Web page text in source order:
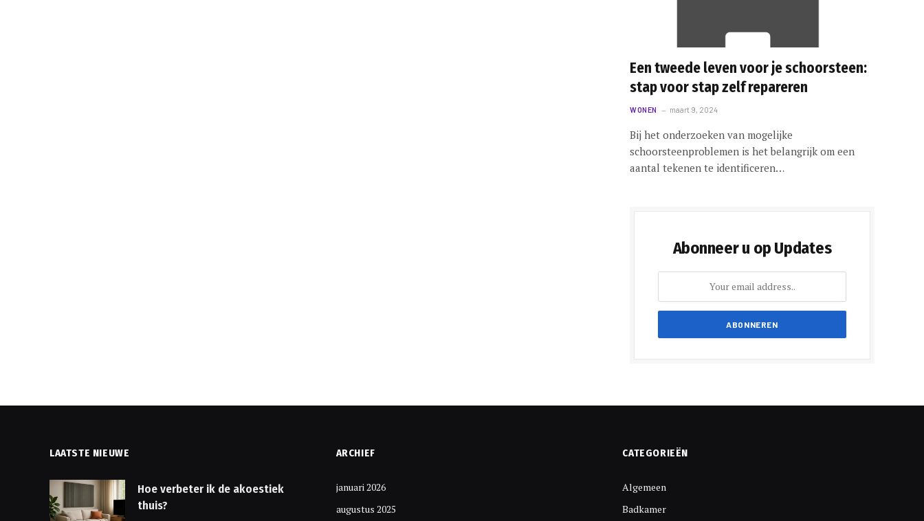
Een tweede leven voor je schoorsteen:
stap voor stap zelf repareren
WONEN maart 9, 2024
Bij het onderzoeken van mogelijke
schoorsteenproblemen is het belangrijk om een
aantal tekenen te identificeren…
Abonneer u op Updates
LAATSTE NIEUWE
Hoe verbeter ik de akoestiek
thuis?
ARCHIEF
januari 2026
augustus 2025
CATEGORIEËN
Algemeen
Badkamer